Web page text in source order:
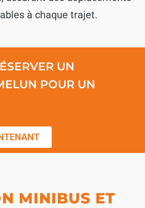
à chaque trajet.
UN
POUR UN
MINIBUS ET